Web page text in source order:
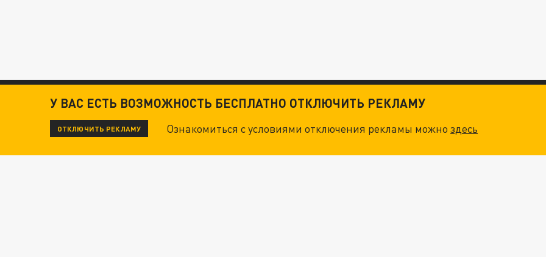
У ВАС ЕСТЬ ВОЗМОЖНОСТЬ БЕСПЛАТНО ОТКЛЮЧИТЬ РЕКЛАМУ
ОТКЛЮЧИТЬ РЕКЛАМУ Ознакомиться с условиями отключения рекламы можноздесь